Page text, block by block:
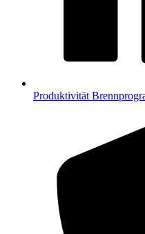
Produktivität